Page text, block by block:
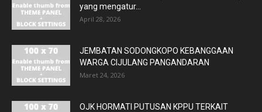
yang mengatur...
April 28, 2026
JEMBATAN SODONGKOPO KEBANGGAAN
WARGA CIJULANG PANGANDARAN
Maret 24, 2026
OJK HORMATI PUTUSAN KPPU TERKAIT